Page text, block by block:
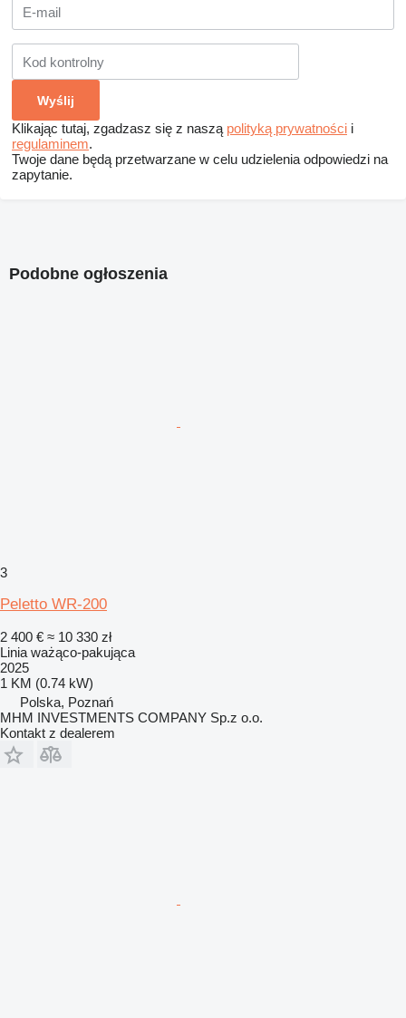
Klikając tutaj, zgadzasz się z naszą polityką prywatności i
regulaminem.
Twoje dane będą przetwarzane w celu udzielenia odpowiedzi na
zapytanie.
Podobne ogłoszenia
3
Peletto WR-200
2 400 € ≈ 10 330 zł
Linia ważąco-pakująca
2025
1 KM (0.74 kW)
Polska, Poznań
MHM INVESTMENTS COMPANY Sp.z o.o.
Kontakt z dealerem